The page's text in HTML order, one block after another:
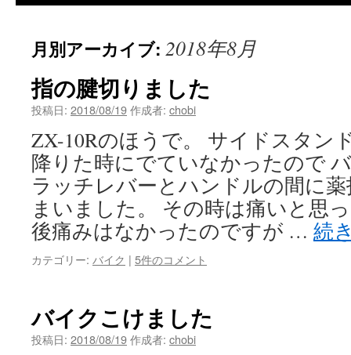
月別アーカイブ: 2018年8月
指の腱切りました
投稿日: 2018/08/19作成者: chobi
ZX-10Rのほうで。 サイドスタン
降りた時にでていなかったので
ラッチレバーとハンドルの間に
まいました。 その時は痛いと思
後痛みはなかったのですが … 続
カテゴリー: バイク | 5件のコメント
バイクこけました
投稿日: 2018/08/19作成者: chobi